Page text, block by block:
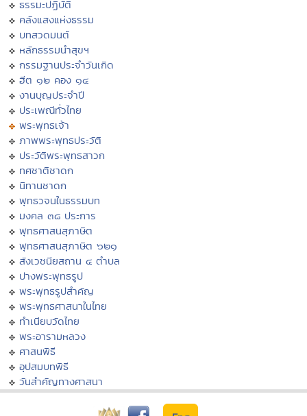
ธรรมะปฏิบัติ
คลังแสงแห่งธรรม
บทสวดมนต์
หลักธรรมนำสุขฯ
กรรมฐานประจำวันเกิด
ฮีต ๑๒ คอง ๑๔
งานบุญประจำปี
ประเพณีทั่วไทย
พระพุทธเจ้า
ภาพพระพุทธประวัติ
ประวัติพระพุทธสาวก
ทศชาติชาดก
นิทานชาดก
พุทธวจนในธรรมบท
มงคล ๓๘ ประการ
พุทธศาสนสุภาษิต
พุทธศาสนสุภาษิต ๖๒๑
สังเวชนียสถาน ๔ ตำบล
ปางพระพุทธรูป
พระพุทธรูปสำคัญ
พระพุทธศาสนาในไทย
ทำเนียบวัดไทย
พระอารามหลวง
ศาสนพิธี
อุปสมบทพิธี
วันสำคัญทางศาสนา